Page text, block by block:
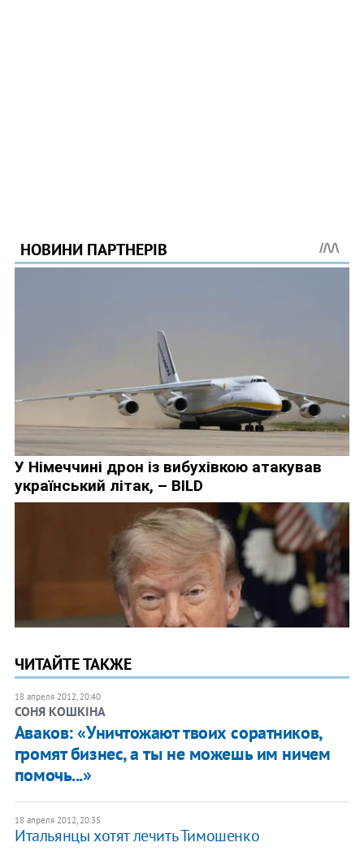
ЧИТАЙТЕ ТАКЖЕ
18 апреля 2012, 20:40
СОНЯ КОШКІНА
Аваков: «Уничтожают твоих соратников,
громят бизнес, а ты не можешь им ничем
помочь...»
18 апреля 2012, 20:35
Итальянцы хотят лечить Тимошенко